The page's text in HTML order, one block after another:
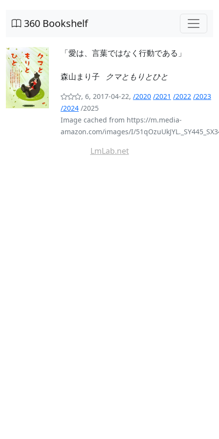
360 Bookshelf
「愛は、言葉ではなく行動である」
森山まり子 クマともりとひと
, 6, 2017-04-22, /2020 /2021 /2022 /2023
/2024 /2025
Image cached from https://m.media-
amazon.com/images/I/
LmLab.net